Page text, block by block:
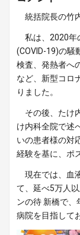
統括院長の竹
私は、2020年
(COVID-19)の騒
検査、発熱者へ
など、新型コロ
りました。
その後、たけ
け内科全院で述
いの患者様の対
経験を基に、ポ
現在では、血
て、延べ5万人
ンの待 新橋で
病院を目指して